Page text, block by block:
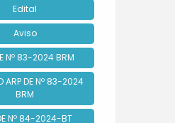
Edital
Aviso
Nº 83-2024 BRM
ARP DE Nº 83-2024
BRM
Nº 84-2024-BT